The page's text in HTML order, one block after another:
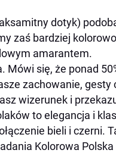
dotyk)
zaś bardziej
amarantem.
Mówi się, że ponad
zachowanie, gesty
wizerunek i
to elegancja i
bieli i czerni.
Kolorowa Polska